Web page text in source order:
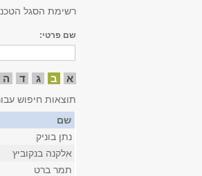
רשימת הסגל
שם פרטי:
א ב ג ד ה
תוצאות חיפוש
שם
נתן בוניק
אלקנה בנקוביץ
תמר ברט